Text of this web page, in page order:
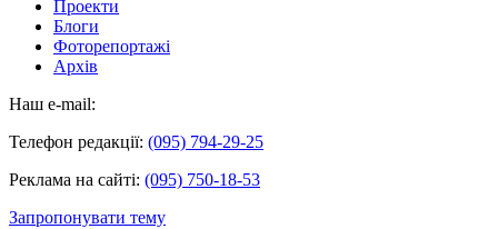
Проекти
Блоги
Фоторепортажі
Архів
Наш e-mail:
Телефон редакції: (095) 794-29-25
Реклама на сайті: (095) 750-18-53
Запропонувати тему